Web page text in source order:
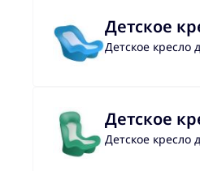
Детское
Детское кресло
Детское
Детское кресло